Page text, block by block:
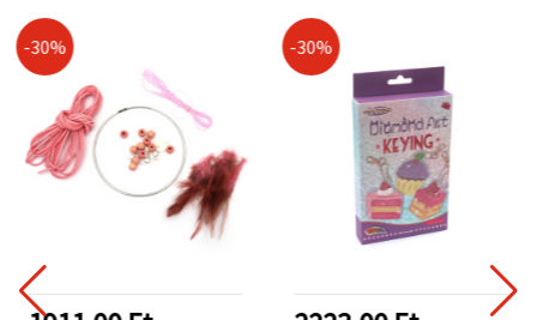
-30% -30%